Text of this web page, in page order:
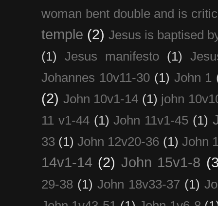
woman bent double and is
temple (2) Jesus is baptised
(1)
Jesus manifesto (1)
Johannes 10v11-30 (1) John 1
(2) John 10v1-14 (1) john
11 v1-44 (1) John 11v1-45 (1)
33 (1) John 12v20-36 (1) John
14v1-14 (2) John 15v1-8
29-38 (1) John 18v33-37 (1)